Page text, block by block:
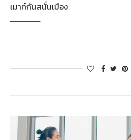
เมาท์กันสนั่นเมือง